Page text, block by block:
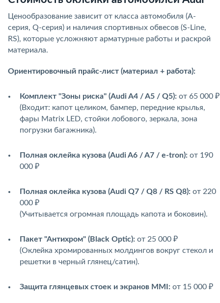
Ценообразование зависит от класса автомобиля (A-
серия, Q-серия) и наличия спортивных обвесов (S-Line,
RS), которые усложняют арматурные работы и раскрой
материала.
Ориентировочный прайс-лист (материал + работа):
Комплект "Зоны риска" (Audi A4 / A5 / Q5): от 65 000 ₽
(Входит: капот целиком, бампер, передние крылья,
фары Matrix LED, стойки лобового, зеркала, зона
погрузки багажника).
Полная оклейка кузова (Audi A6 / A7 / e-tron): от 190
000 ₽
Полная оклейка кузова (Audi Q7 / Q8 / RS Q8): от 220
000 ₽
(Учитывается огромная площадь капота и боковин).
Пакет "Антихром" (Black Optic): от 25 000 ₽
(Оклейка хромированных молдингов вокруг стекол и
решетки в черный глянец/сатин).
Защита глянцевых стоек и экранов MMI: от 15 000 ₽